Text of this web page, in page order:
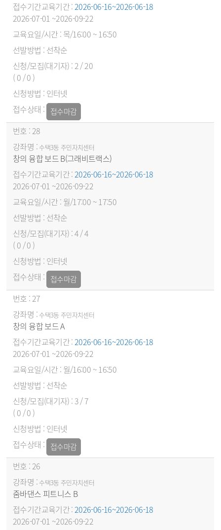
2026-06-16~2026-06-18
2026-07-01 ~2026-09-22
목/16:00 ~ 16:50
선착순
2 / 20
( 0 / 0 )
인터넷
접수마감
28
수택3동 주민자치센터
창의 융합 보드 B(그래비트랙스)
2026-06-16~2026-06-18
2026-07-01 ~2026-09-22
월/17:00 ~ 17:50
선착순
4 / 4
( 0 / 0 )
인터넷
접수마감
27
수택3동 주민자치센터
창의 융합 보드 A
2026-06-16~2026-06-18
2026-07-01 ~2026-09-22
월/16:00 ~ 16:50
선착순
3 / 7
( 0 / 0 )
인터넷
접수마감
26
수택3동 주민자치센터
줌바댄스 피트니스 B
2026-06-16~2026-06-18
2026-07-01 ~2026-09-22